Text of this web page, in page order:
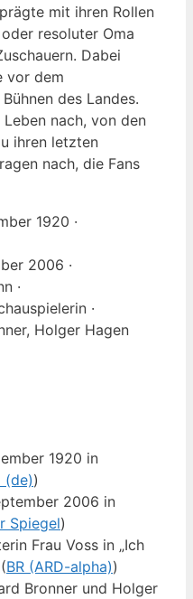
mit ihren Rollen
resoluter Oma
Dabei
vor dem
des Landes.
nach, von den
ihren letzten
nach, die Fans
1920 ·
2006 ·
·
·
Holger Hagen
1920 in
(de))
2006 in
Spiegel)
Frau Voss in „Ich
BR (ARD-alpha))
Bronner und Holger